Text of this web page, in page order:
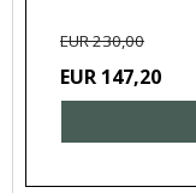
EUR 230,00
EUR 147,20